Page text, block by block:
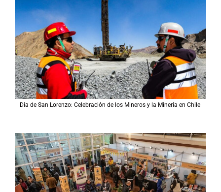
Día de San Lorenzo: Celebración de los Mineros y la Minería en Chile